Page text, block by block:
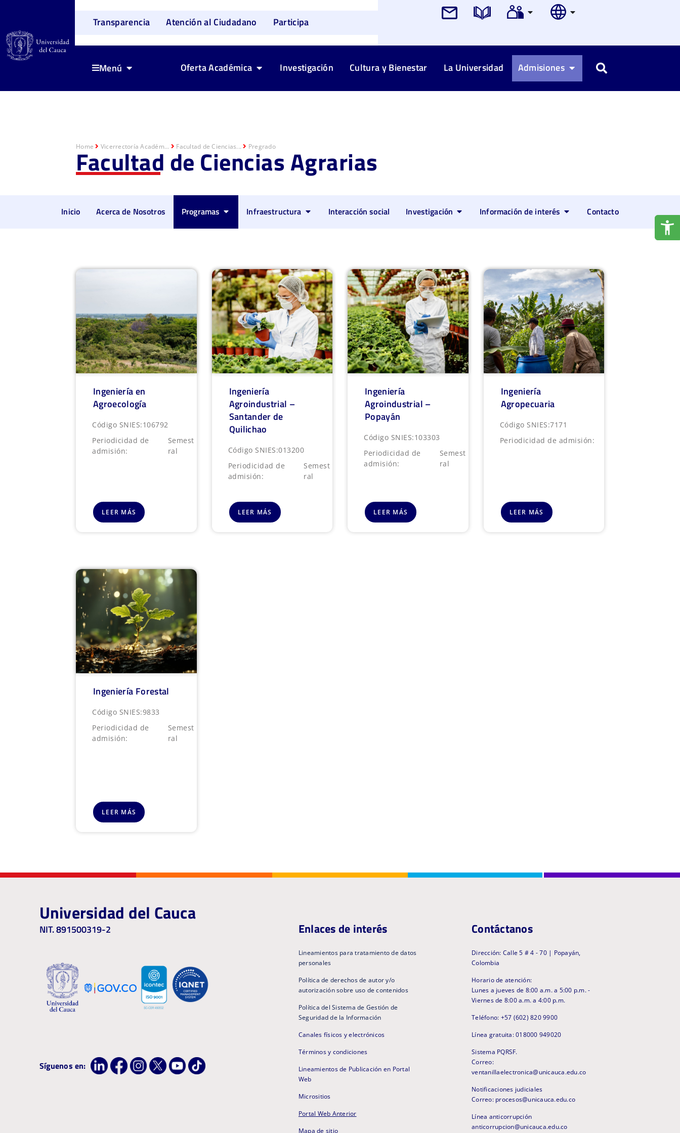
Transparencia Atención al Ciudadano Participa
Menú Oferta Académica Investigación Cultura y Bienestar La Universidad Admisiones Buscar
Home Vicerrectoría Académ... Facultad de Ciencias... Pregrado
Facultad de Ciencias Agrarias
Inicio Acerca de Nosotros Programas Infraestructura Interacción social Investigación Información de interés Contacto
Ingeniería en
Agroecología
Código SNIES:106792
Periodicidad de
admisión:
Semest
ral
LEER MÁS
Ingeniería
Agroindustrial –
Santander de
Quilichao
Código SNIES:013200
Periodicidad de
admisión:
Semest
ral
LEER MÁS
Ingeniería
Agroindustrial –
Popayán
Código SNIES:103303
Periodicidad de
admisión:
Semest
ral
LEER MÁS
Ingeniería
Agropecuaria
Código SNIES:7171
Periodicidad de admisión:
LEER MÁS
Ingeniería Forestal
Código SNIES:9833
Periodicidad de
admisión:
Semest
ral
LEER MÁS
Universidad del Cauca
NIT. 891500319-2
Síguenos en:
Enlaces de interés
Lineamientos para tratamiento de datos
personales
Política de derechos de autor y/o
autorización sobre uso de contenidos
Política del Sistema de Gestión de
Seguridad de la Información
Canales físicos y electrónicos
Términos y condiciones
Lineamientos de Publicación en Portal
Web
Micrositios
Portal Web Anterior
Mapa de sitio
Contáctanos
Dirección: Calle 5 # 4 - 70 | Popayán,
Colombia
Horario de atención:
Lunes a jueves de 8:00 a.m. a 5:00 p.m. -
Viernes de 8:00 a.m. a 4:00 p.m.
Teléfono: +57 (602) 820 9900
Línea gratuita: 018000 949020
Sistema PQRSF.
Correo:
ventanillaelectronica@unicauca.edu.co
Notificaciones judiciales
Correo: procesos@unicauca.edu.co
Línea anticorrupción
anticorrupcion@unicauca.edu.co